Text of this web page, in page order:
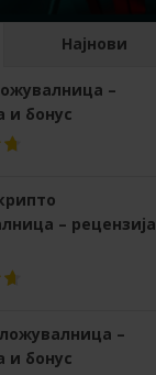
Најнови
–
и бонус
– рецензија
–
и бонус